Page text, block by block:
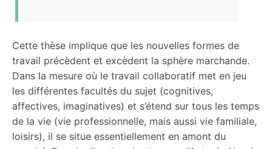
Cette thèse implique que les nouvelles formes de
travail précèdent et excèdent la sphère marchande.
Dans la mesure où le travail collaboratif met en jeu
les différentes facultés du sujet (cognitives,
affectives, imaginatives) et s’étend sur tous les temps
de la vie (vie professionnelle, mais aussi vie familiale,
loisirs), il se situe essentiellement en amont du